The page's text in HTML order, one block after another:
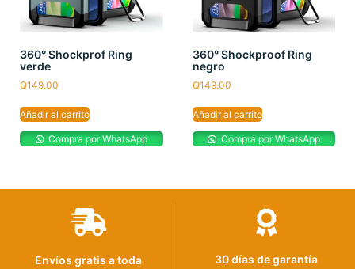
360° Shockprof Ring
verde
Q149.00
Añadir al carrito
Compra por WhatsApp
360° Shockproof Ring
negro
Q149.00
Añadir al carrito
Compra por WhatsApp
Envíos gratis a toda
30 días de garantía